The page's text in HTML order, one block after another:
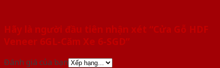
Hãy là người đầu tiên nhận xét “Cửa Gỗ HDF
Veneer 6GL-Căm Xe 6-SGD”
Đánh giá của bạn